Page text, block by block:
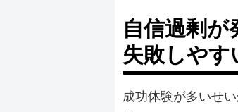
自信過剰
失敗しやす
成功体験が多いせ